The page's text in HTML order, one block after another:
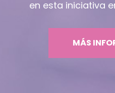
en esta iniciativa
MÁS